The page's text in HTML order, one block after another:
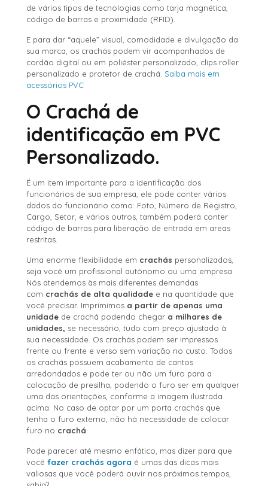
de vários tipos de tecnologias como tarja magnética,
código de barras e proximidade (RFID).
E para dar “aquele” visual, comodidade e divulgação da
sua marca, os crachás podem vir acompanhados de
cordão digital ou em poliéster personalizado, clips roller
personalizado e protetor de crachá.Saiba mais em
acessórios PVC
O Crachá de
identificação em PVC
Personalizado.
É um item importante para a identificação dos
funcionários de sua empresa, ele pode conter vários
dados do funcionário como: Foto, Número de Registro,
Cargo, Setor, e vários outros, também poderá conter
código de barras para liberação de entrada em areas
restritas.
Uma enorme flexibilidade em crachás personalizados,
seja você um profissional autônomo ou uma empresa.
Nós atendemos às mais diferentes demandas
com crachás de alta qualidade e na quantidade que
você precisar. Imprimimos a partir de apenas uma
unidade de crachá podendo chegar a milhares de
unidades, se necessário, tudo com preço ajustado à
sua necessidade. Os crachás podem ser impressos
frente ou frente e verso sem variação no custo. Todos
os crachás possuem acabamento de cantos
arredondados e pode ter ou não um furo para a
colocação de presilha, podendo o furo ser em qualquer
uma das orientações, conforme a imagem ilustrada
acima. No caso de optar por um porta crachás que
tenha o furo externo, não há necessidade de colocar
furo no crachá.
Pode parecer até mesmo enfático, mas dizer para que
vocêfazer crachás agora é umas das dicas mais
valiosas que você poderá ouvir nos próximos tempos,